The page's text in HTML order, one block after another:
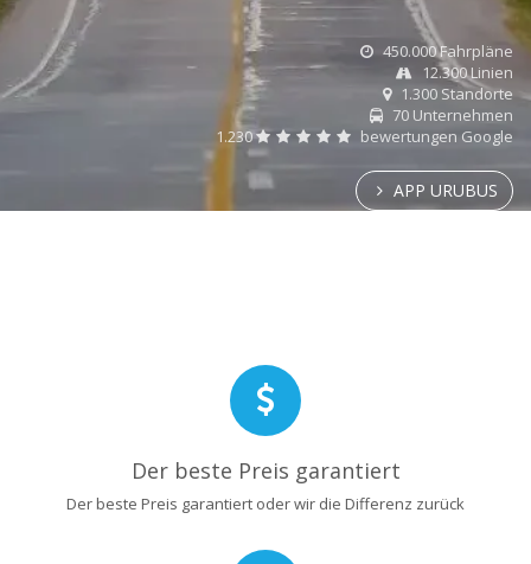
450.000 Fahrpläne
12.300 Linien
1.300 Standorte
70 Unternehmen
1.230
bewertungen Google
APP URUBUS
Der beste Preis garantiert
Der beste Preis garantiert oder wir die Differenz zurück